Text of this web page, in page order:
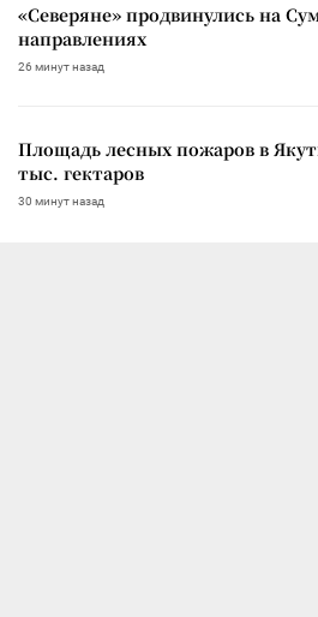
«Северяне» продвинулись на
направлениях
26 минут назад
Площадь лесных пожаров в
тыс. гектаров
30 минут назад